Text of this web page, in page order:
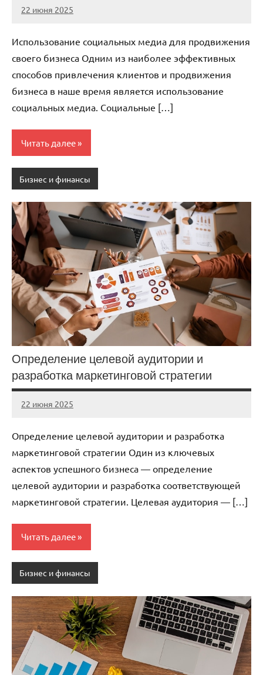
22 июня 2025
stroicomplex
Нет
Использование социальных медиа для продвижения
своего бизнеса Одним из наиболее эффективных
способов привлечения клиентов и продвижения
бизнеса в наше время является использование
социальных медиа. Социальные […]
Читать далее
Бизнес и финансы
Определение целевой аудитории и
разработка маркетинговой стратегии
22 июня 2025
stroicomplex
Нет
Определение целевой аудитории и разработка
маркетинговой стратегии Один из ключевых
аспектов успешного бизнеса — определение
целевой аудитории и разработка соответствующей
маркетинговой стратегии. Целевая аудитория — […]
Читать далее
Бизнес и финансы